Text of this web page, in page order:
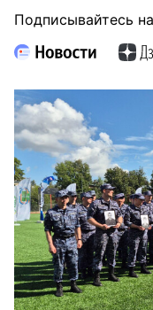
Подписывайтесь